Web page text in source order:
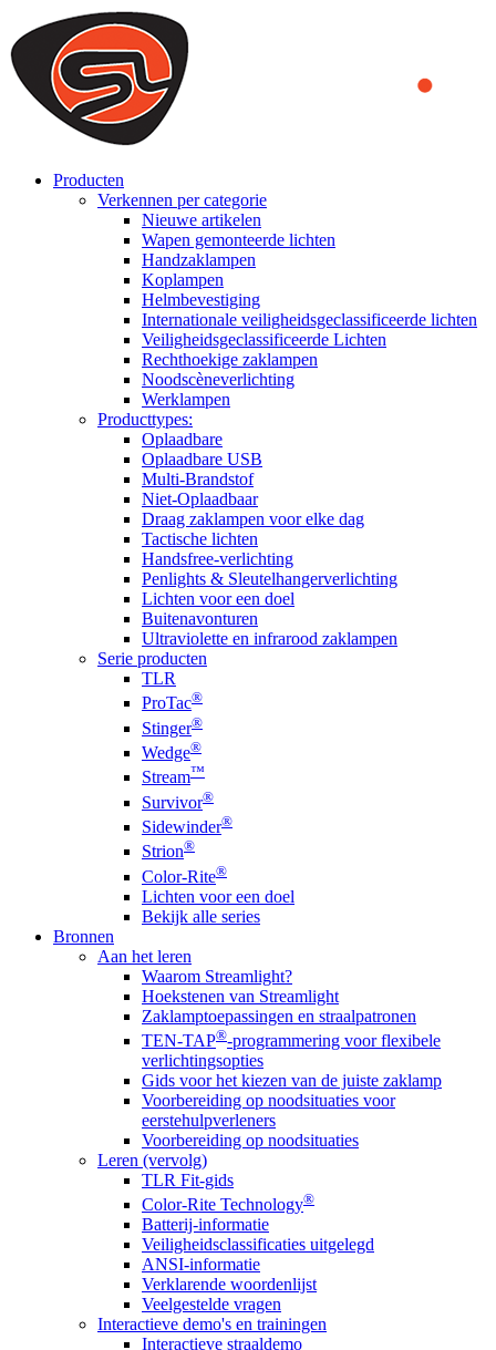
We use cookies to ensure that we provide you the best experience
on our website. By continuing to browse this website, you accept
that cookies are used to help us analyze how the website is used and
to offer you a better experience. To learn more or to find out how
you can disable cookies, you can access our
Producten
Verkennen per categorie
Nieuwe artikelen
Wapen gemonteerde lichten
Handzaklampen
Koplampen
Helmbevestiging
Internationale veiligheidsgeclassificeerde lichten
Veiligheidsgeclassificeerde Lichten
Rechthoekige zaklampen
Noodscèneverlichting
Werklampen
Producttypes:
Oplaadbare
Oplaadbare USB
Multi-Brandstof
Niet-Oplaadbaar
Draag zaklampen voor elke dag
Tactische lichten
Handsfree-verlichting
Penlights & Sleutelhangerverlichting
Lichten voor een doel
Buitenavonturen
Ultraviolette en infrarood zaklampen
Serie producten
TLR
ProTac®
Stinger®
Wedge®
Stream™
Survivor®
Sidewinder®
Strion®
Color-Rite®
Lichten voor een doel
Bekijk alle series
Bronnen
Aan het leren
Waarom Streamlight?
Hoekstenen van Streamlight
Zaklamptoepassingen en straalpatronen
TEN-TAP®-programmering voor flexibele
verlichtingsopties
Gids voor het kiezen van de juiste zaklamp
Voorbereiding op noodsituaties voor
eerstehulpverleners
Voorbereiding op noodsituaties
Leren (vervolg)
TLR Fit-gids
Color-Rite Technology®
Batterij-informatie
Veiligheidsclassificaties uitgelegd
ANSI-informatie
Verklarende woordenlijst
Veelgestelde vragen
Interactieve demo's en trainingen
Interactieve straaldemo